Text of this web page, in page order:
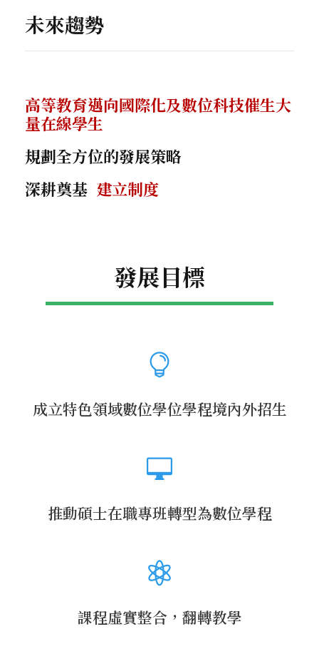
未來趨勢
高等教育邁向國際化及數位科技催生大
量在線學生
規劃全方位的發展策略
深耕奠基 建立制度
發展目標
成立特色領域數位學位學程境內外招生
推動碩士在職專班轉型為數位學程
課程虛實整合，翻轉教學